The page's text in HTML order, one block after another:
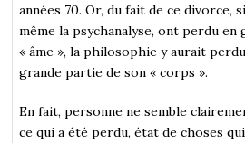
années 70. Or, du fait de ce divorce,
même la psychanalyse, ont perdu
« âme », la philosophie y aurait
grande partie de son « corps ».
En fait, personne ne semble
ce qui a été perdu, état de choses